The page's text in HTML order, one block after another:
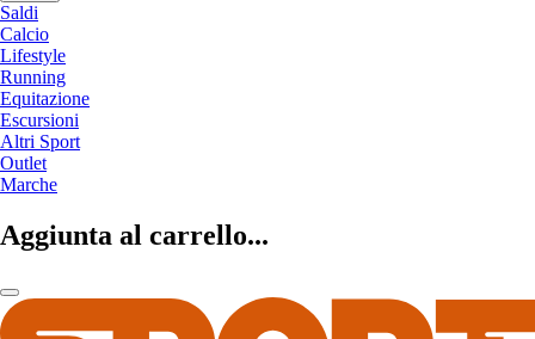
Saldi
Calcio
Lifestyle
Running
Equitazione
Escursioni
Altri Sport
Outlet
Marche
Aggiunta al carrello...